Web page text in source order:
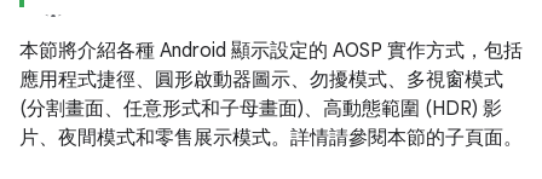
本節將介紹各種 Android 顯示設定的 AOSP 實作方式，包括
應用程式捷徑、圓形啟動器圖示、勿擾模式、多視窗模式
(分割畫面、任意形式和子母畫面)、高動態範圍 (HDR) 影
片、夜間模式和零售展示模式。詳情請參閱本節的子頁面。